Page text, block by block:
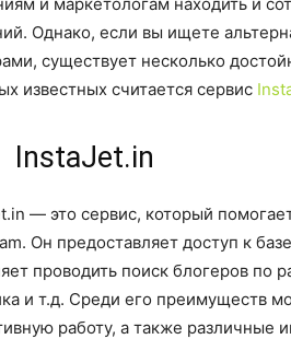
Однако, если вы ищете
существует несколько
известных считается сервис
— это сервис, который
Он предоставляет доступ к
проводить поиск блогеров по
и т.д. Среди его преимуществ
работу, а также различные